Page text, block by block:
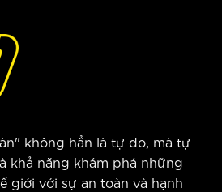
không hẳn là tự do, mà tự
khả năng khám phá những
giới với sự an toàn và hạnh